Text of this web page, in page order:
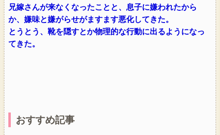
兄嫁さんが来なくなったことと、息子に嫌われたから
か、嫌味と嫌がらせがますます悪化してきた。
とうとう、靴を隠すとか物理的な行動に出るようになっ
てきた。
おすすめ記事